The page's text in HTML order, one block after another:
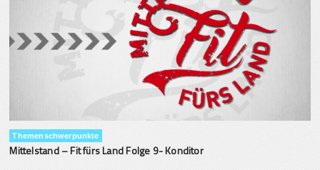
Themenschwerpunkte
Mittelstand – Fit fürs Land Folge 9- Konditor